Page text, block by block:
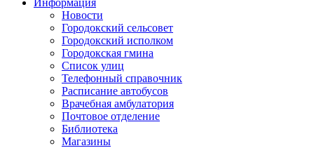
Информация
Новости
Городокский сельсовет
Городокский исполком
Городокская гмина
Список улиц
Телефонный справочник
Расписание автобусов
Врачебная амбулатория
Почтовое отделение
Библиотека
Магазины